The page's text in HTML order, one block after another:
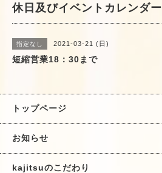
休日及びイベントカレンダー
指定なし 2021-03-21 (日)
短縮営業18：30まで
トップページ
お知らせ
kajitsuのこだわり